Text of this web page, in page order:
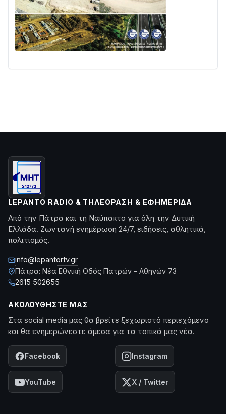
LEPANTO RADIO & ΤΗΛΕΌΡΑΣΗ & ΕΦΗΜΕΡΊΔΑ
Από την Πάτρα και τη Ναύπακτο για όλη την Δυτική
Ελλάδα. Ζωντανή ενημέρωση 24/7, ειδήσεις, αθλητικά,
πολιτισμός.
info@lepantortv.gr
Πάτρα: Νέα Εθνική Οδός Πατρών - Αθηνών 73
2615 502655
ΑΚΟΛΟΥΘΉΣΤΕ ΜΑΣ
Στα social media μας θα βρείτε ξεχωριστό περιεχόμενο
και θα ενημερώνεστε άμεσα για τα τοπικά μας νέα.
Facebook Instagram
YouTube X / Twitter